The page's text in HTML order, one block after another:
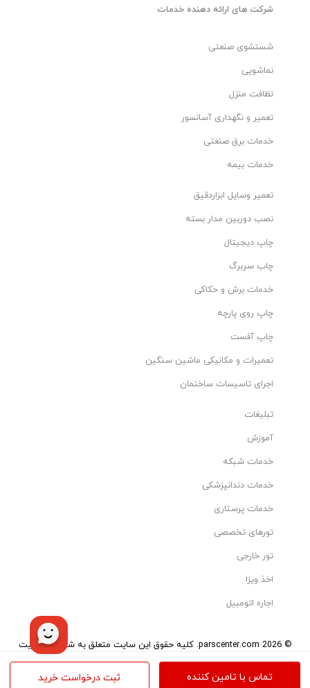
تماس با تامین کننده ثبت درخواست خرید
شرکت های ارائه دهنده خدمات
شستشوی صنعتی
نماشویی
نظافت منزل
تعمیر و نگهداری آسانسور
خدمات برق صنعتی
خدمات بیمه
تعمیر وسایل ابزاردقیق
نصب دوربین مدار بسته
چاپ دیجیتال
چاب سربرگ
خدمات برش و حکاکی
چاپ روی پارچه
چاپ آفست
تعمیرات و مکانیکی ماشین سنگین
اجرای تاسیسات ساختمان
تبلیغات
آموزش
خدمات شبکه
خدمات دندانپزشکی
خدمات پرستاری
تورهای تخصصی
تور خارجی
اخذ ویزا
اجاره اتومبیل
© 2026 parscenter.com. کلیه حقوق این سایت متعلق به شرکت مدیریت
هوشمند تاو می‌باشد.
تمامی کالاها و خدمات این سایت، حسب مورد دارای مجوزهای لازم از مراجع